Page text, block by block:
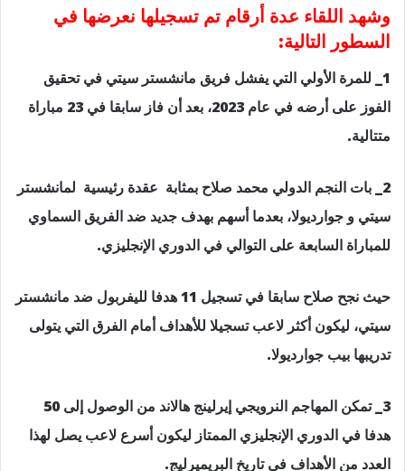
وشهد اللقاء عدة أرقام تم تسجيلها نعرضها في
السطور التالية:
1_ للمرة الأولي التي يفشل فريق مانشستر سيتي في تحقيق
الفوز على أرضه في عام 2023، بعد أن فاز سابقا في 23 مباراة
متتالية.
2_ بات النجم الدولي محمد صلاح بمثابة عقدة رئيسية لمانشستر
سيتي و جوارديولا، بعدما أسهم بهدف جديد ضد الفريق السماوي
للمباراة السابعة على التوالي في الدوري الإنجليزي.
حيث نجح صلاح سابقا في تسجيل 11 هدفا لليفربول ضد مانشستر
سيتي، ليكون أكثر لاعب تسجيلا للأهداف أمام الفرق التي يتولى
تدريبها بيب جوارديولا.
3_ تمكن المهاجم النرويجي إيرلينج هالاند من الوصول إلى 50
هدفا في الدوري الإنجليزي الممتاز ليكون أسرع لاعب يصل لهذا
العدد من الأهداف في تاريخ البريميرليج.